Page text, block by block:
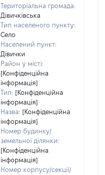
Територіальна громада:
Дівичківська
Тип населеного пункту:
Село
Населений пункт:
Дівички
Район у місті:
[Конфіденційна
інформація]
Тип: [Конфіденційна
інформація]
Назва: [Конфіденційна
інформація]
Номер будинку/
земельної ділянки:
[Конфіденційна
інформація]
Номер корпусу/секції/